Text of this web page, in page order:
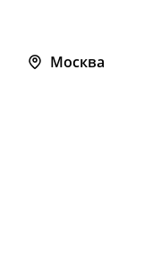
Москва